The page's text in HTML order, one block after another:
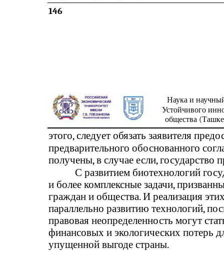
146
Наука и
Устойчивого
общества
этого, следует обязать заявителя
предварительного обоснованного
получены, в случае если, государство
С развитием биотехнологий
и более комплексные задачи,
граждан и общества. И реализация
параллельно развитию технологий,
правовая неопределенность могут
финансовых и экологических потерь
упущенной выгоде страны.